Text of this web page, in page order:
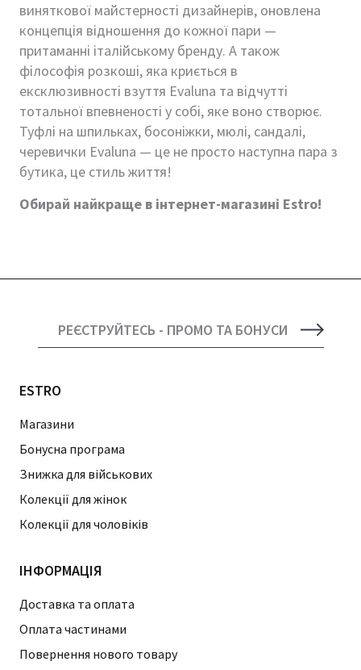
виняткової майстерності дизайнерів, оновлена
концепція відношення до кожної пари —
притаманні італійському бренду. А також
філософія розкоші, яка криється в
ексклюзивності взуття Evaluna та відчутті
тотальної впевненості у собі, яке воно створює.
Туфлі на шпильках, босоніжки, мюлі, сандалі,
черевички Evaluna — це не просто наступна пара з
бутика, це стиль життя!
Обирай найкраще в інтернет-магазині Estro!
РЕЄСТРУЙТЕСЬ - ПРОМО ТА БОНУСИ
ESTRO
Магазини
Бонусна програма
Знижка для військових
Колекції для жінок
Колекції для чоловіків
ІНФОРМАЦІЯ
Доставка та оплата
Оплата частинами
Повернення нового товару